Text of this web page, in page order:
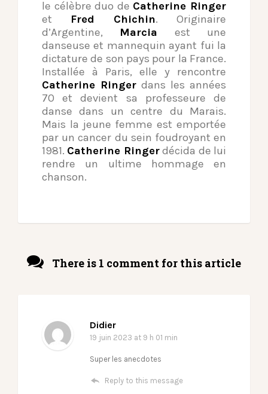
le célèbre duo de Catherine Ringer
et Fred Chichin. Originaire
d’Argentine, Marcia est une
danseuse et mannequin ayant fui la
dictature de son pays pour la France.
Installée à Paris, elle y rencontre
Catherine Ringer dans les années
70 et devient sa professeure de
danse dans un centre du Marais.
Mais la jeune femme est emportée
par un cancer du sein foudroyant en
1981. Catherine Ringerdécida de lui
rendre un ultime hommage en
chanson.
There is 1 comment for this article
Didier
19 juin 2023 at 9 h 01 min
Super les anecdotes
Reply to this message